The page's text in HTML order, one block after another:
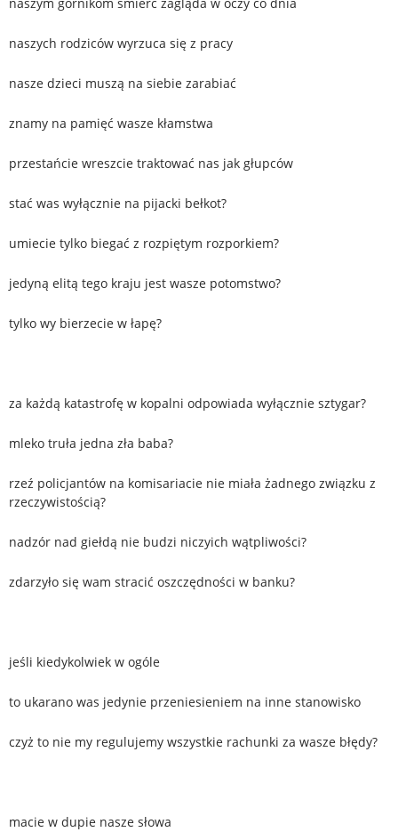
naszych rodziców wyrzuca się z pracy
nasze dzieci muszą na siebie zarabiać
znamy na pamięć wasze kłamstwa
przestańcie wreszcie traktować nas jak głupców
stać was wyłącznie na pijacki bełkot?
umiecie tylko biegać z rozpiętym rozporkiem?
jedyną elitą tego kraju jest wasze potomstwo?
tylko wy bierzecie w łapę?
za każdą katastrofę w kopalni odpowiada wyłącznie sztygar?
mleko truła jedna zła baba?
rzeź policjantów na komisariacie nie miała żadnego związku z
rzeczywistością?
nadzór nad giełdą nie budzi niczyich wątpliwości?
zdarzyło się wam stracić oszczędności w banku?
jeśli kiedykolwiek w ogóle
to ukarano was jedynie przeniesieniem na inne stanowisko
czyż to nie my regulujemy wszystkie rachunki za wasze błędy?
macie w dupie nasze słowa